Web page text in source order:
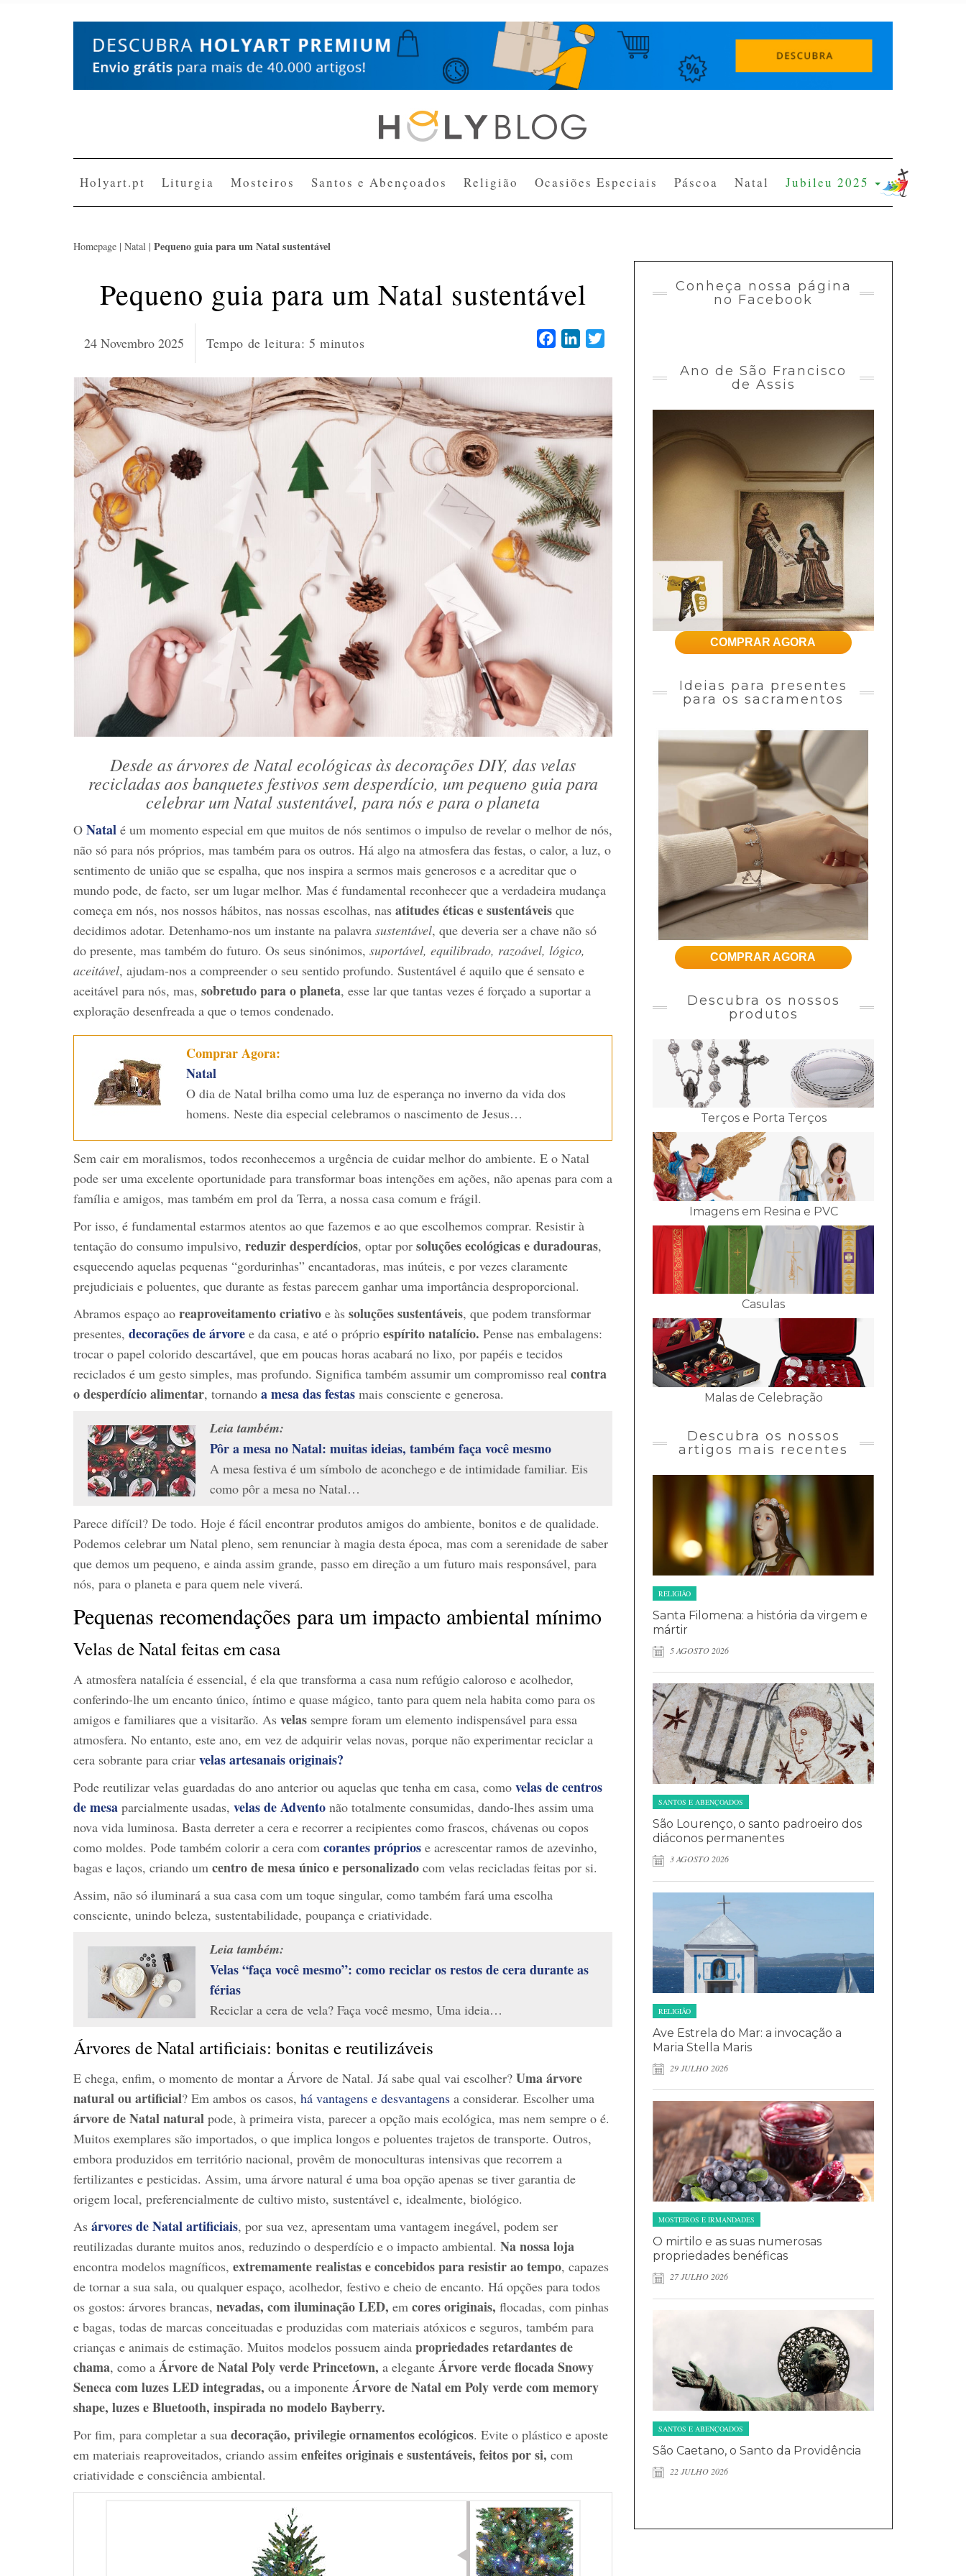
Holyart.pt Liturgia Mosteiros Santos e Abençoados Religião Ocasiões Especiais Páscoa Natal Jubileu 2025
Homepage | Natal | Pequeno guia para um Natal sustentável
Pequeno guia para um Natal sustentável
24 Novembro 2025 Tempo de leitura: 5 minutos FacebookLinkedIn
Desde as árvores de Natal ecológicas às decorações DIY, das velas
recicladas aos banquetes festivos sem desperdício, um pequeno guia para
celebrar um Natal sustentável, para nós e para o planeta
O Natal é um momento especial em que muitos de nós sentimos o impulso de revelar o melhor de nós,
não só para nós próprios, mas também para os outros. Há algo na atmosfera das festas, o calor, a luz, o
sentimento de união que se espalha, que nos inspira a sermos mais generosos e a acreditar que o
mundo pode, de facto, ser um lugar melhor. Mas é fundamental reconhecer que a verdadeira mudança
começa em nós, nos nossos hábitos, nas nossas escolhas, nas atitudes éticas e sustentáveis que
decidimos adotar. Detenhamo-nos um instante na palavra sustentável, que deveria ser a chave não só
do presente, mas também do futuro. Os seus sinónimos, suportável, equilibrado, razoável, lógico,
aceitável, ajudam-nos a compreender o seu sentido profundo. Sustentável é aquilo que é sensato e
aceitável para nós, mas, sobretudo para o planeta, esse lar que tantas vezes é forçado a suportar a
exploração desenfreada a que o temos condenado.
Comprar Agora:
Natal
O dia de Natal brilha como uma luz de esperança no inverno da vida dos
homens. Neste dia especial celebramos o nascimento de Jesus…
Sem cair em moralismos, todos reconhecemos a urgência de cuidar melhor do ambiente. E o Natal
pode ser uma excelente oportunidade para transformar boas intenções em ações, não apenas para com a
família e amigos, mas também em prol da Terra, a nossa casa comum e frágil.
Por isso, é fundamental estarmos atentos ao que fazemos e ao que escolhemos comprar. Resistir à
tentação do consumo impulsivo, reduzir desperdícios, optar por soluções ecológicas e duradouras,
esquecendo aquelas pequenas “gordurinhas” encantadoras, mas inúteis, e por vezes claramente
prejudiciais e poluentes, que durante as festas parecem ganhar uma importância desproporcional.
Abramos espaço ao reaproveitamento criativo e às soluções sustentáveis, que podem transformar
presentes, decorações de árvore e da casa, e até o próprio espírito natalício. Pense nas embalagens:
trocar o papel colorido descartável, que em poucas horas acabará no lixo, por papéis e tecidos
reciclados é um gesto simples, mas profundo. Significa também assumir um compromisso real contra
odesperdício alimentar, tornando a mesa das festas mais consciente e generosa.
Leia também:
Pôr a mesa no Natal: muitas ideias, também faça você mesmo
A mesa festiva é um símbolo de aconchego e de intimidade familiar. Eis
como pôr a mesa no Natal…
Parece difícil? De todo. Hoje é fácil encontrar produtos amigos do ambiente, bonitos e de qualidade.
Podemos celebrar um Natal pleno, sem renunciar à magia desta época, mas com a serenidade de saber
que demos um pequeno, e ainda assim grande, passo em direção a um futuro mais responsável, para
nós, para o planeta e para quem nele viverá.
Pequenas recomendações para um impacto ambiental mínimo
Velas de Natal feitas em casa
A atmosfera natalícia é essencial, é ela que transforma a casa num refúgio caloroso e acolhedor,
conferindo-lhe um encanto único, íntimo e quase mágico, tanto para quem nela habita como para os
amigos e familiares que a visitarão. As velas sempre foram um elemento indispensável para essa
atmosfera. No entanto, este ano, em vez de adquirir velas novas, porque não experimentar reciclar a
cera sobrante para criar velas artesanais originais?
Pode reutilizar velas guardadas do ano anterior ou aquelas que tenha em casa, como velas de centros
de mesa parcialmente usadas, velas de Advento não totalmente consumidas, dando-lhes assim uma
nova vida luminosa. Basta derreter a cera e recorrer a recipientes como frascos, chávenas ou copos
como moldes. Pode também colorir a cera com corantes próprios e acrescentar ramos de azevinho,
bagas e laços, criando um centro de mesa único e personalizado com velas recicladas feitas por si.
Assim, não só iluminará a sua casa com um toque singular, como também fará uma escolha
consciente, unindo beleza, sustentabilidade, poupança e criatividade.
Leia também:
Velas “faça você mesmo”: como reciclar os restos de cera durante as
férias
Reciclar a cera de vela? Faça você mesmo, Uma ideia…
Árvores de Natal artificiais: bonitas e reutilizáveis
E chega, enfim, o momento de montar a Árvore de Natal. Já sabe qual vai escolher? Uma árvore
natural ou artificial? Em ambos os casos, há vantagens e desvantagens a considerar. Escolher uma
árvore de Natal natural pode, à primeira vista, parecer a opção mais ecológica, mas nem sempre o é.
Muitos exemplares são importados, o que implica longos e poluentes trajetos de transporte. Outros,
embora produzidos em território nacional, provêm de monoculturas intensivas que recorrem a
fertilizantes e pesticidas. Assim, uma árvore natural é uma boa opção apenas se tiver garantia de
origem local, preferencialmente de cultivo misto, sustentável e, idealmente, biológico.
As árvores de Natal artificiais, por sua vez, apresentam uma vantagem inegável, podem ser
reutilizadas durante muitos anos, reduzindo o desperdício e o impacto ambiental. Na nossa loja
encontra modelos magníficos, extremamente realistas e concebidos para resistir ao tempo, capazes
de tornar a sua sala, ou qualquer espaço, acolhedor, festivo e cheio de encanto. Há opções para todos
os gostos: árvores brancas, nevadas, com iluminação LED, em cores originais, flocadas, com pinhas
e bagas, todas de marcas conceituadas e produzidas com materiais atóxicos e seguros, também para
crianças e animais de estimação. Muitos modelos possuem ainda propriedades retardantes de
chama, como a Árvore de Natal Poly verde Princetown, a elegante Árvore verde flocada Snowy
Seneca com luzes LED integradas, ou a imponente Árvore de Natal em Poly verde com memory
shape, luzes e Bluetooth, inspirada no modelo Bayberry.
Por fim, para completar a sua decoração, privilegie ornamentos ecológicos. Evite o plástico e aposte
em materiais reaproveitados, criando assim enfeites originais e sustentáveis, feitos por si, com
criatividade e consciência ambiental.
Conheça nossa página
no Facebook
Ano de São Francisco
de Assis
COMPRAR AGORA
Ideias para presentes
para os sacramentos
COMPRAR AGORA
Descubra os nossos
produtos
Terços e Porta Terços
Imagens em Resina e PVC
Casulas
Malas de Celebração
Descubra os nossos
artigos mais recentes
RELIGIÃO
Santa Filomena: a história da virgem e
mártir
5 AGOSTO 2026
SANTOS E ABENÇOADOS
São Lourenço, o santo padroeiro dos
diáconos permanentes
3 AGOSTO 2026
RELIGIÃO
Ave Estrela do Mar: a invocação a
Maria Stella Maris
29 JULHO 2026
MOSTEIROS E IRMANDADES
O mirtilo e as suas numerosas
propriedades benéficas
27 JULHO 2026
SANTOS E ABENÇOADOS
São Caetano, o Santo da Providência
22 JULHO 2026